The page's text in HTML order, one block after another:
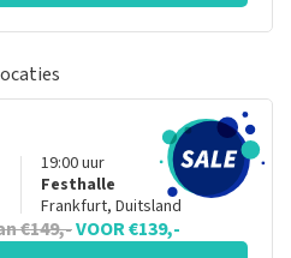
19:00uur
Festhalle
Frankfurt, Duitsland
€149,-VOOR €139,-